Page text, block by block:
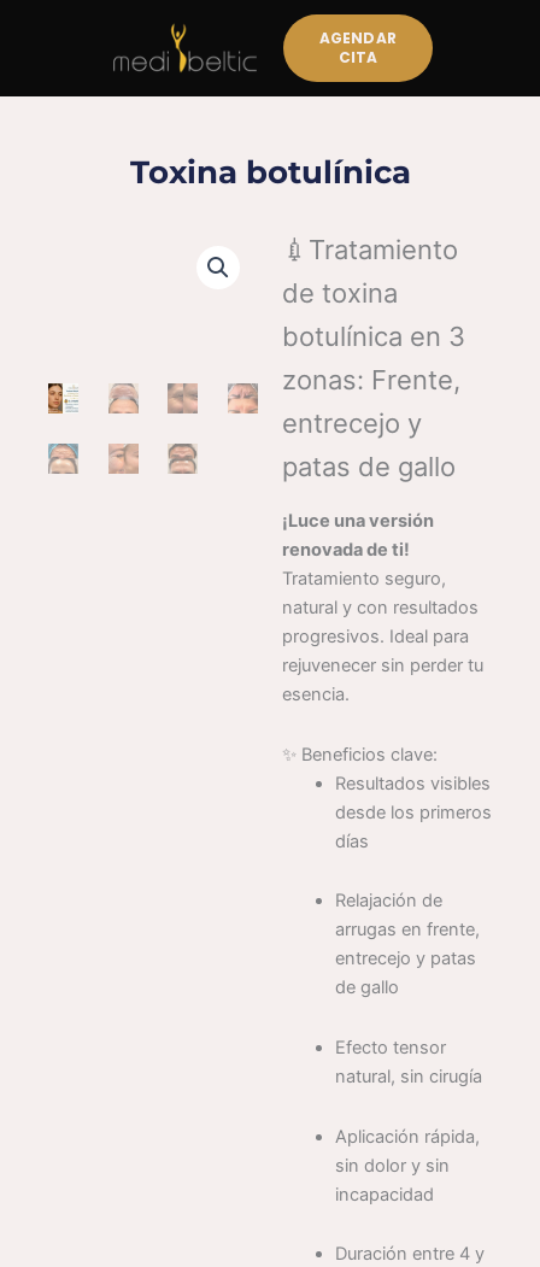
AGENDAR
CITA
Toxina botulínica
💉Tratamiento
de toxina
botulínica en 3
zonas: Frente,
entrecejo y
patas de gallo
¡Luce una versión
renovada de ti!
Tratamiento seguro,
natural y con resultados
progresivos. Ideal para
rejuvenecer sin perder tu
esencia.
✨ Beneficios clave:
Resultados visibles
desde los primeros
días
Relajación de
arrugas en frente,
entrecejo y patas
de gallo
Efecto tensor
natural, sin cirugía
Aplicación rápida,
sin dolor y sin
incapacidad
Duración entre 4 y